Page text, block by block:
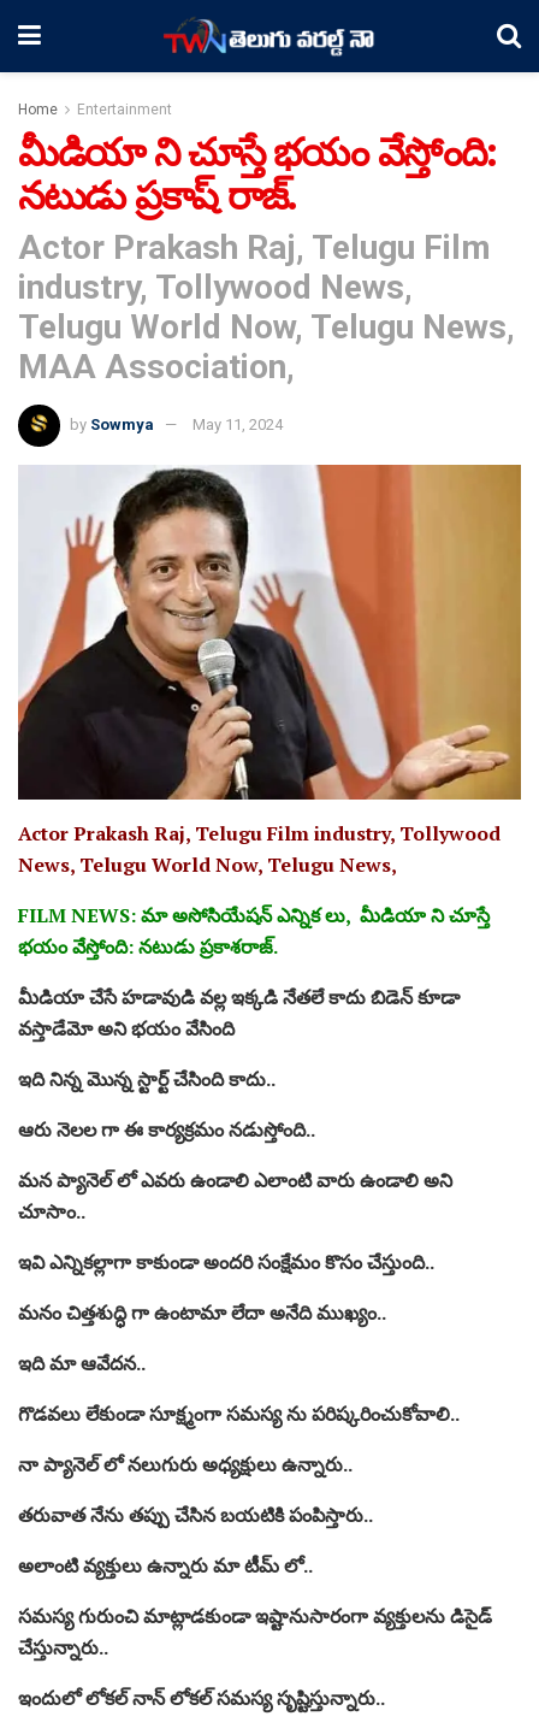
Home Entertainment
మీడియా ని చూస్తే భయం వేస్తోంది:
నటుడు ప్రకాష్ రాజ్.
Actor Prakash Raj, Telugu Film
industry, Tollywood News,
Telugu World Now, Telugu News,
MAA Association,
by Sowmya May 11, 2024
Actor Prakash Raj, Telugu Film industry, Tollywood
News, Telugu World Now, Telugu News,
FILM NEWS: మా అసోసియేషన్ ఎన్నిక లు, మీడియా ని చూస్తే
భయం వేస్తోంది: నటుడు ప్రకాశరాజ్.
మీడియా చేసే హడావుడి వల్ల ఇక్కడి నేతలే కాదు బిడెన్ కూడా
వస్తాడేమో అని భయం వేసింది
ఇది నిన్న మొన్న స్టార్ట్ చేసింది కాదు..
ఆరు నెలల గా ఈ కార్యక్రమం నడుస్తోంది..
మన ప్యానెల్ లో ఎవరు ఉండాలి ఎలాంటి వారు ఉండాలి అని
చూసాం..
ఇవి ఎన్నికల్లాగా కాకుండా అందరి సంక్షేమం కొసం చేస్తుంది..
మనం చిత్తశుద్ధి గా ఉంటామా లేదా అనేది ముఖ్యం..
ఇది మా ఆవేదన..
గొడవలు లేకుండా సూక్ష్మంగా సమస్య ను పరిష్కరించుకోవాలి..
నా ప్యానెల్ లో నలుగురు అధ్యక్షులు ఉన్నారు..
తరువాత నేను తప్పు చేసిన బయటికి పంపిస్తారు..
అలాంటి వ్యక్తులు ఉన్నారు మా టీమ్ లో..
సమస్య గురుంచి మాట్లాడకుండా ఇష్టానుసారంగా వ్యక్తులను డిసైడ్
చేస్తున్నారు..
ఇందులో లోకల్ నాన్ లోకల్ సమస్య సృష్టిస్తున్నారు..